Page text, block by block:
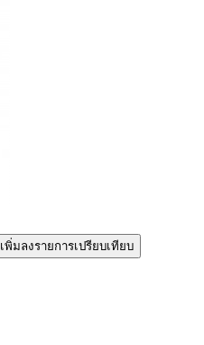
เพิ่มลงรายการเปรียบเทียบ